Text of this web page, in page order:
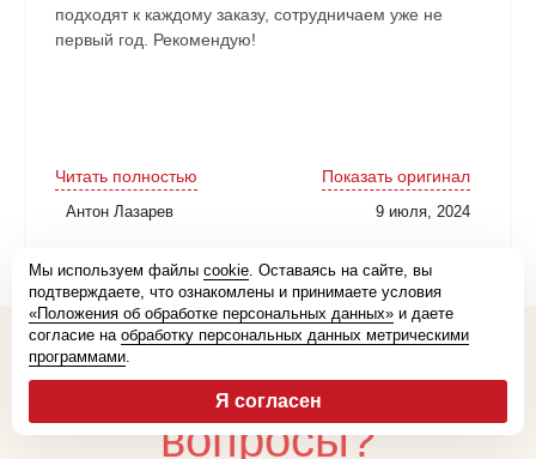
подходят к каждому заказу, сотрудничаем уже не
первый год. Рекомендую!
Читать полностью Показать оригинал
Антон Лазарев 9 июля, 2024
Остались
вопросы?
Мы используем файлы cookie. Оставаясь на сайте, вы
подтверждаете, что ознакомлены и принимаете условия
«Положения об обработке персональных данных» и даете
согласие на обработку персональных данных метрическими
программами.
Я согласен